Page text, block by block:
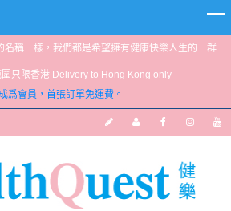
名稱一樣，我們都是希望擁有健康快樂人生的一群
只限香港 Delivery to Hong Kong only
爲會員，首張訂單免運費。